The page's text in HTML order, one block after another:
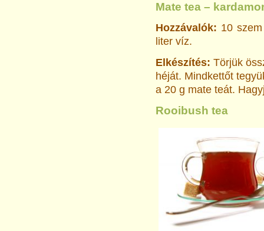
Mate tea –
Hozzávalók: 10
liter víz.
Elkészítés: Törjük
héját. Mindkettőt
a 20 g mate teát.
Rooibush tea